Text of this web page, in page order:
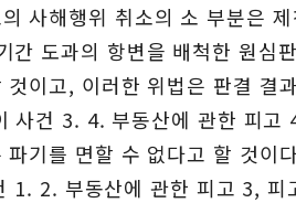
사해행위 취소의 소 부분은
간 도과의 항변을 배척한 원심
것이고, 이러한 위법은 판결 결
사건 3. 4. 부동산에 관한 피고
파기를 면할 수 없다고 할 것이
1. 2. 부동산에 관한 피고 3, 피